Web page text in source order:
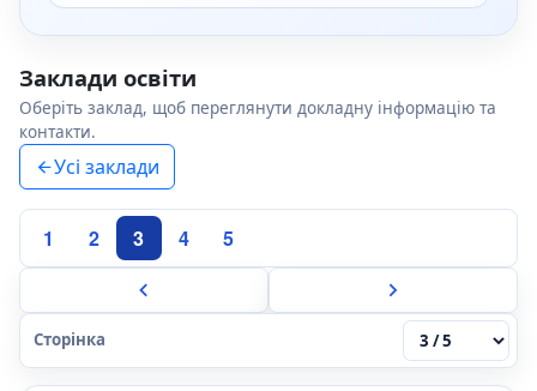
Заклади освіти
Оберіть заклад, щоб переглянути докладну інформацію та
контакти.
Усі заклади
1 2 3 4 5
Сторінка